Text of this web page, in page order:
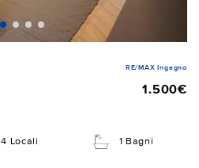
RE/MAX Ingegno
1.500€
4 Locali 1 Bagni